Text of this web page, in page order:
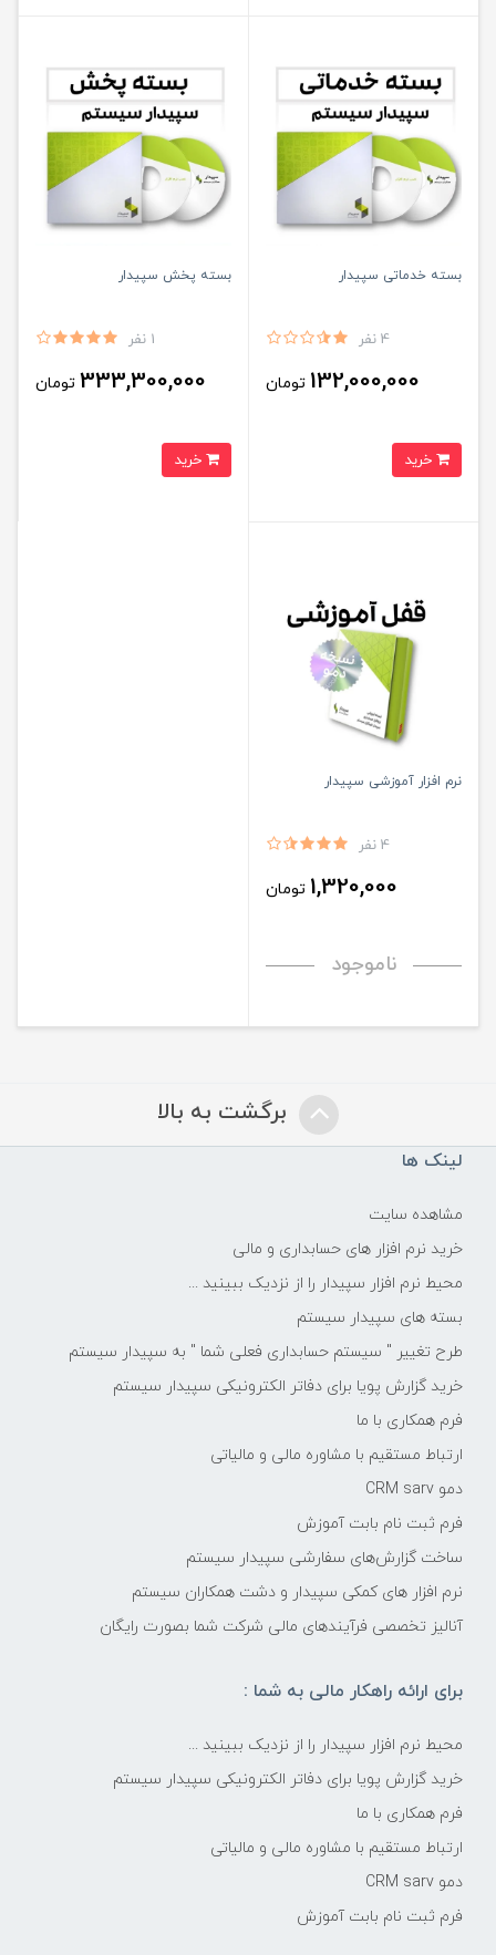
بسته خدماتی سپیدار
4 نفر
132,000,000 تومان
بسته پخش سپیدار
1 نفر
333,300,000 تومان
نرم افزار آموزشی سپیدار
4 نفر
1,320,000 تومان
ناموجود
برگشت به بالا
لینک ها
مشاهده سایت
خرید نرم افزار های حسابداری و مالی
محیط نرم افزار سپیدار را از نزدیک ببینید ...
بسته های سپیدار سیستم
طرح تغییر " سیستم حسابداری فعلی شما " به سپیدار سیستم
خرید گزارش پویا برای دفاتر الکترونیکی سپیدار سیستم
فرم همکاری با ما
ارتباط مستقیم با مشاوره مالی و مالیاتی
دمو CRM sarv
فرم ثبت نام بابت آموزش
ساخت گزارش‌های سفارشی سپیدار سیستم
نرم افزار های کمکی سپیدار و دشت همکاران سیستم
آنالیز تخصصی فرآیندهای مالی شرکت شما بصورت رایگان
برای ارائه راهکار مالی به شما :
محیط نرم افزار سپیدار را از نزدیک ببینید ...
خرید گزارش پویا برای دفاتر الکترونیکی سپیدار سیستم
فرم همکاری با ما
ارتباط مستقیم با مشاوره مالی و مالیاتی
دمو CRM sarv
فرم ثبت نام بابت آموزش